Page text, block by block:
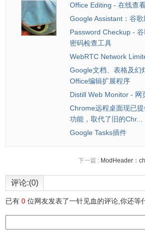
Office Editing - 在线查
Google Assistant：谷歌
Password Checkup -
密码检查工具
WebRTC Network
Google文档、表格及幻
Office编辑扩展程序
Distill Web Monitor - 网
Chrome远程桌面现已
功能，取代了旧的Chr...
Google Tasks插件
下一篇 : ModHeader：
评论:(0)
已有0 位网友发表了一针见血的评论,你还等